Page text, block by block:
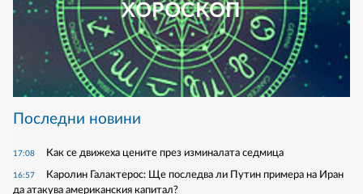
ХОРОСКОП
Последни новини
17:08 Как се движеха цените през изминалата седмица
16:57
Каролин Галактерос: Ще последва ли Путин примера на Иран
да атакува американския капитал?